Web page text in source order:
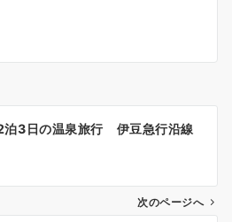
2泊3日の温泉旅行 伊豆急行沿線
次のページへ